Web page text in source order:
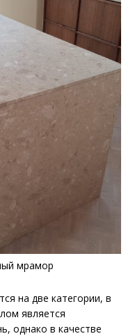
мрамор
на две категории, в
является
однако в качестве